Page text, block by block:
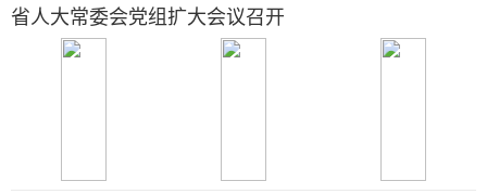
省人大常委会党组扩大会议召开